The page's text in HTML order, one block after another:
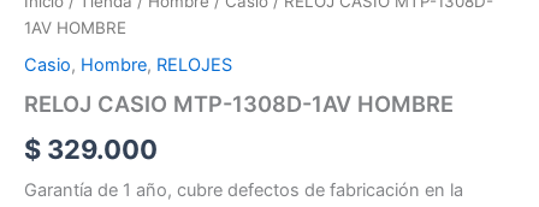
1AV HOMBRE
Casio, Hombre, RELOJES
RELOJ CASIO MTP-1308D-1AV HOMBRE
$ 329.000
Garantía de 1 año, cubre defectos de fabricación en la